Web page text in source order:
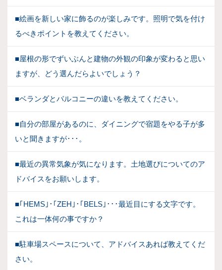
■絵画を新しい家に飾るのが楽しみです。照明で気を付け
るべきポイントを教えてください。
■屋根の形でずいぶんと建物の外観の印象が変わると思い
ますが、どう選んだらよいでしょう？
■ベランダとバルコニーの違いを教えてください。
■自分の部屋があるのに、ダイニングで宿題をやる子が多
いと聞きますが･･･。
■最近の異常気象が気になります。土地選びについてのア
ドバイスをお願いします。
■｢HEMS｣･｢ZEH｣･｢BELS｣･･･最近目にする文字です。
これは一体何の事ですか？
■駐車場スペースについて、アドバイスあれば教えてくだ
さい。